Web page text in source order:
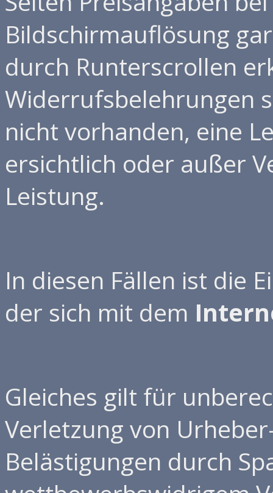
Bildschirmauflösung
durch Runterscrollen
Widerrufsbelehrungen
nicht vorhanden, eine
ersichtlich oder außer
Leistung.
In diesen Fällen ist die
der sich mit dem
Gleiches gilt für
Verletzung von
Belästigungen durch